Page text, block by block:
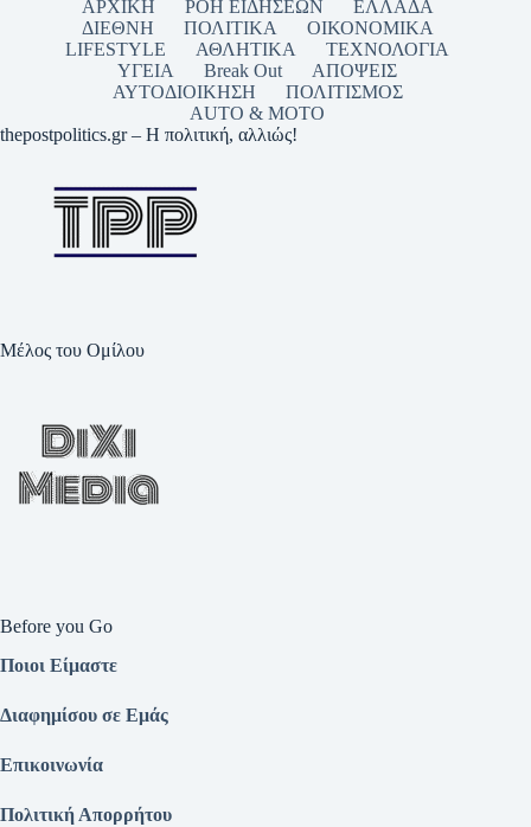
ΑΡΧΙΚΗ ΡΟΗ ΕΙΔΗΣΕΩΝ
ΕΛΛΑΔΑ
ΔΙΕΘΝΗ
ΠΟΛΙΤΙΚΑ
ΟΙΚΟΝΟΜΙΚΑ
LIFESTYLE
ΑΘΛΗΤΙΚΑ
ΤΕΧΝΟΛΟΓΙΑ
ΥΓΕΙΑ
Break Out
ΑΠΟΨΕΙΣ
ΑΥΤΟΔΙΟΙΚΗΣΗ
ΠΟΛΙΤΙΣΜΟΣ
AUTO & MOTO
thepostpolitics.gr – Η πολιτική, αλλιώς!
Μέλος του Ομίλου
Before you Go
Ποιοι Είμαστε
Διαφημίσου σε Εμάς
Επικοινωνία
Πολιτική Απορρήτου